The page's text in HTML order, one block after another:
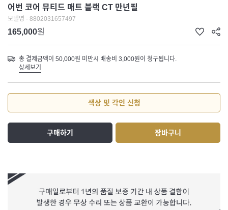
어번 코어 뮤티드 매트 블랙 CT 만년필
모델명 - 8802031657497
165,000원
총 결제금액이 50,000원 미만시 배송비 3,000원이 청구됩니다.
상세보기
색상 및 각인 신청
구매하기 장바구니